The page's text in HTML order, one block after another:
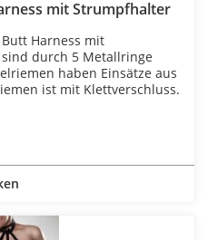
mit Strumpfhalter
Harness mit
durch 5 Metallringe
haben Einsätze aus
ist mit Klettverschluss.